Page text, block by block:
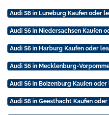
Audi S6 in Lüneburg Kaufen oder
Audi S6 in Niedersachsen Kaufen
Audi S6 in Harburg Kaufen oder
Audi S6 in Mecklenburg-
Audi S6 in Boizenburg Kaufen oder
Audi S6 in Geesthacht Kaufen oder